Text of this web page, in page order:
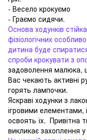
- Весело крокуємо
- Граємо сидячи.
Основа ходунків
фізіологічних
дитина буде
спроби крокувати з
задоволення малюка,
Вас чекають активні
горять лампочки.
Яскраві ходунки з
ігровими елементами,
освоять їх. Привітна
викликає захоплення у